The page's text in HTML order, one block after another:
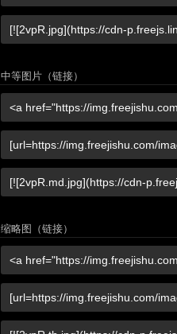
中等图片（链接）
缩略图（链接）